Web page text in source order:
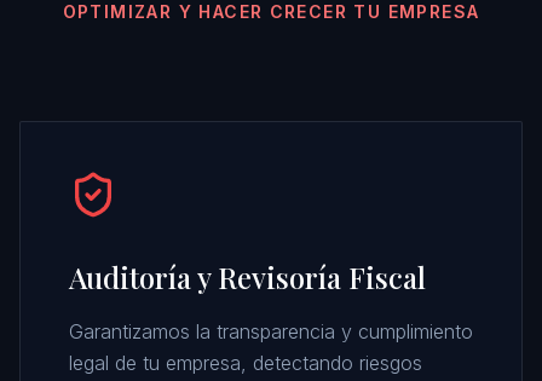
OPTIMIZAR Y HACER CRECER TU EMPRESA
Auditoría y Revisoría Fiscal
Garantizamos la transparencia y cumplimiento
legal de tu empresa, detectando riesgos